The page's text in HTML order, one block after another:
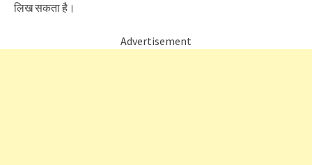
लिख सकता है।
Advertisement